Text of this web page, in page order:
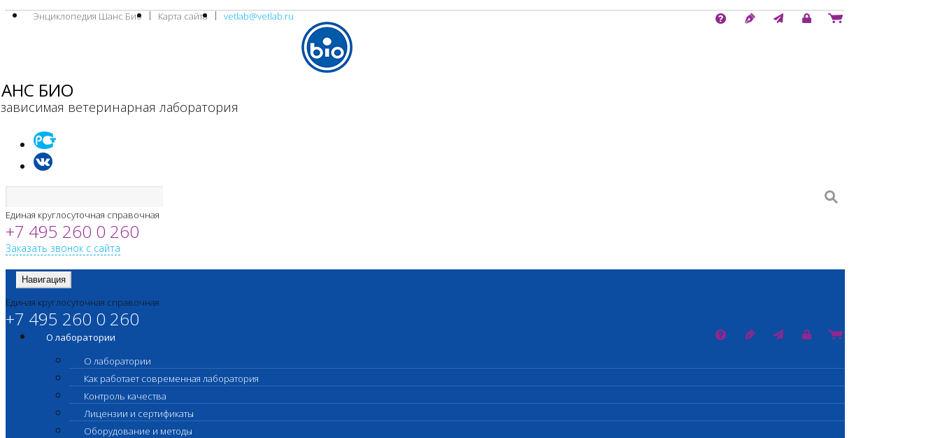
Энциклопедия Шанс Био Карта сайта vetlab@vetlab.ru
БИО
ветеринарная лаборатория
Единая круглосуточная справочная
+7 495 260 0 260
Заказать звонок с сайта
Навигация
Единая круглосуточная справочная
+7 495 260 0 260
О лаборатории
О лаборатории
Как работает современная лаборатория
Контроль качества
Лицензии и сертификаты
Оборудование и методы